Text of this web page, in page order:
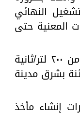
النهائي
المعنية حتى
جدير بالذكر تم رفع كفاءتها من ٢٠٠ لتر/ثانية
والكائنة بشرق مدينة
إنشاء مأخذ